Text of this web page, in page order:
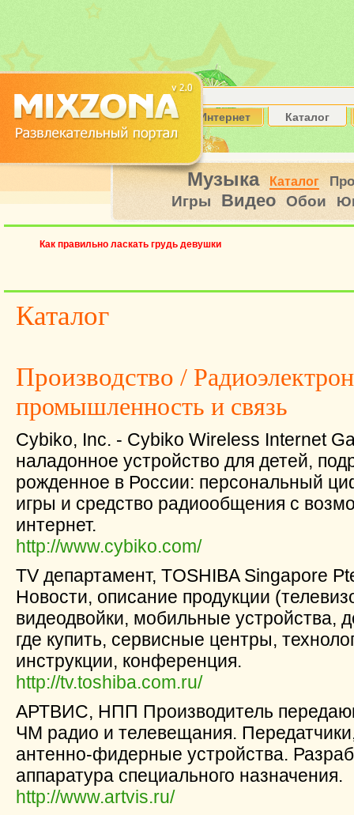
Интернет Каталог
Музыка Каталог
Игры Видео Обои
Как правильно ласкать грудь девушки
Каталог
Производство /
промышленность и связь
Cybiko, Inc. - Cybiko Wireless Internet
наладонное устройство для детей,
рожденное в России: персональный
игры и средство радиообщения с
интернет.
http://www.cybiko.com/
TV департамент, TOSHIBA Singapore
Новости, описание продукции
видеодвойки, мобильные устройства,
где купить, сервисные центры,
инструкции, конференция.
http://tv.toshiba.com.ru/
АРТВИС, НПП Производитель
ЧМ радио и телевещания.
антенно-фидерные устройства.
аппаратура специального назначения.
http://www.artvis.ru/